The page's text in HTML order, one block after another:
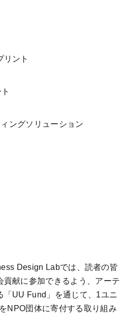
リント
ングソリューション
Design Labでは、読者の皆
献に参加できるよう、アーテ
UU Fund 」を通じて、1ユニ
NPO団体に寄付する取り組み